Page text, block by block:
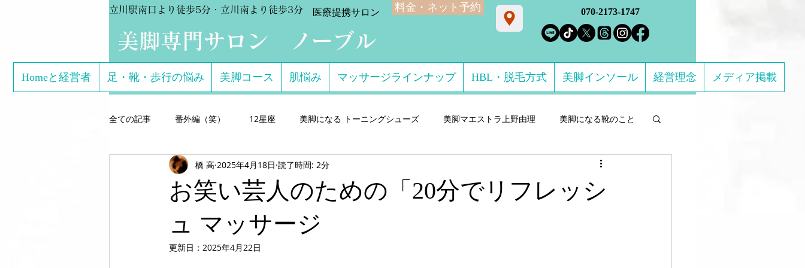
立川駅南口より徒歩5分・立川南より徒歩3分
​美脚専門サロン ノーブル
料金・ネット予約
​医療提携サロン 070-2173-1747
Homeと経営者 足・靴・歩行の悩み 美脚コース 肌悩み マッサージラインナップ HBL・脱毛方式 美脚インソール 経営理念 メディア掲載
全ての記事 番外編（笑） 12星座 美脚になる トーニングシューズ 美脚マエストラ上野由理 美脚になる靴のこと
芸能関係のお客様体験談 美脚専門サロン salon de consolare サロン・ド・コン
美脚になる サンダル・ミュール
お笑い芸人のための「20分でリフレッシ
ュ マッサージ
橋 高 2025年4月18日 読了時間: 2分
更新日： 2025年4月22日